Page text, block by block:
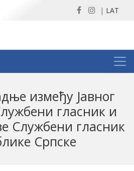
| LAT
између Јавног
гласник и
Службени гласник
Српске